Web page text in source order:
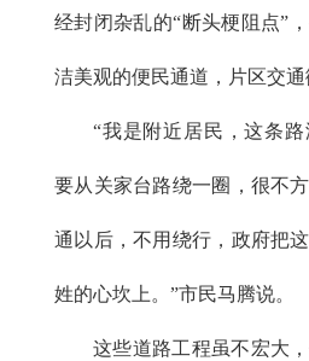
经封闭杂乱的“断头梗阻点”
洁美观的便民通道，片区交通
“我是附近居民，这条
要从关家台路绕一圈，很不
通以后，不用绕行，政府把
姓的心坎上。”市民马腾说。
这些道路工程虽不宏大